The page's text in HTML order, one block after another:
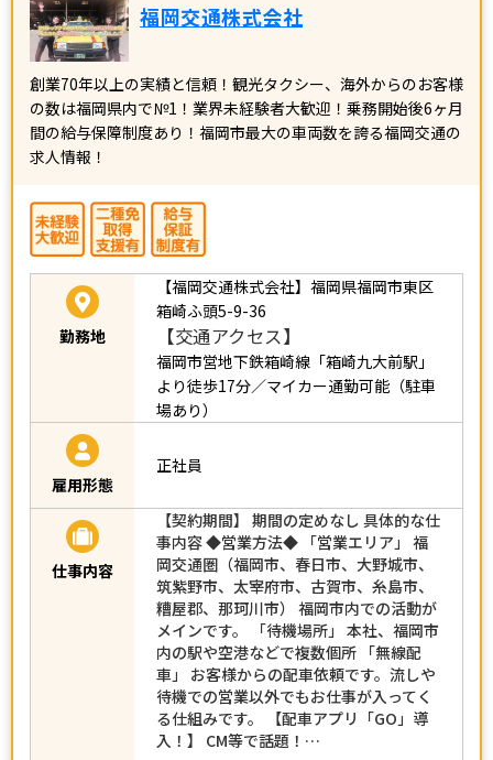
福岡交通株式会社
創業70年以上の実績と信頼！観光タクシー、海外からのお客様
の数は福岡県内で№1！業界未経験者大歓迎！乗務開始後6ヶ月
間の給与保障制度あり！福岡市最大の車両数を誇る福岡交通の
求人情報！
勤務地
【福岡交通株式会社】福岡県福岡市東区
箱崎ふ頭5-9-36
【交通アクセス】
福岡市営地下鉄箱崎線「箱崎九大前駅」
より徒歩17分／マイカー通勤可能（駐車
場あり）
雇用形態
正社員
仕事内容
【契約期間】 期間の定めなし 具体的な仕
事内容 ◆営業方法◆ 「営業エリア」 福
岡交通圏（福岡市、春日市、大野城市、
筑紫野市、太宰府市、古賀市、糸島市、
糟屋郡、那珂川市） 福岡市内での活動が
メインです。 「待機場所」 本社、福岡市
内の駅や空港などで複数個所 「無線配
車」 お客様からの配車依頼です。流しや
待機での営業以外でもお仕事が入ってく
る仕組みです。 【配車アプリ「GO」導
入！】 CM等で話題！…